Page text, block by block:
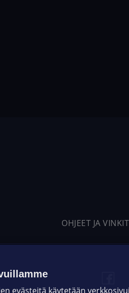
OHJEET JA VINKIT
evästeitä käytetään